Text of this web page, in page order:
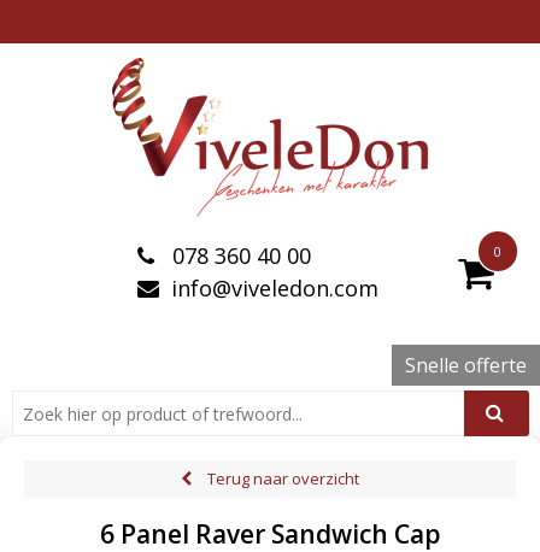
0
078 360 40 00
info@viveledon.com
Snelle offerte
Terug naar overzicht
6 Panel Raver Sandwich Cap